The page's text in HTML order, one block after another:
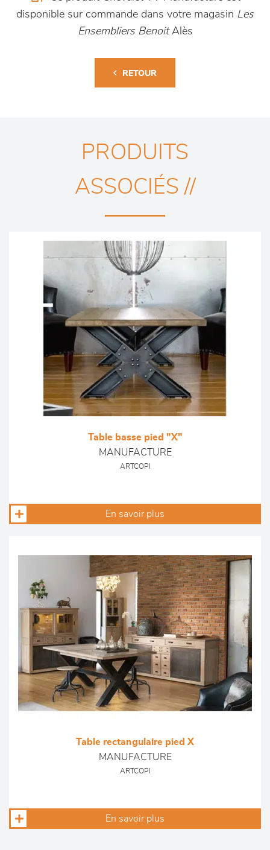
disponible sur commande dans votre magasin Les
Ensembliers BenoitAlès
RETOUR
PRODUITS
ASSOCIÉS //
Table basse pied "X"
MANUFACTURE
ARTCOPI
En savoir plus
Table rectangulaire pied X
MANUFACTURE
ARTCOPI
En savoir plus